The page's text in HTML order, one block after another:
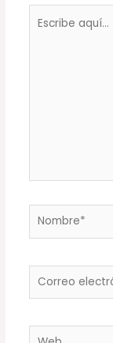
Nombre*
Correo
Web